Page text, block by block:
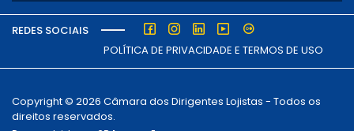
REDES SOCIAIS
POLÍTICA DE PRIVACIDADE E TERMOS DE USO
Copyright © 2026 Câmara dos Dirigentes Lojistas - Todos os
direitos reservados.